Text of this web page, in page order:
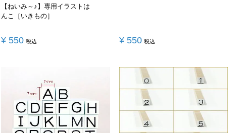
【ねいみ～♪】専用イラストは
んこ［いきもの］
¥ 550 税込 ¥ 550 税込